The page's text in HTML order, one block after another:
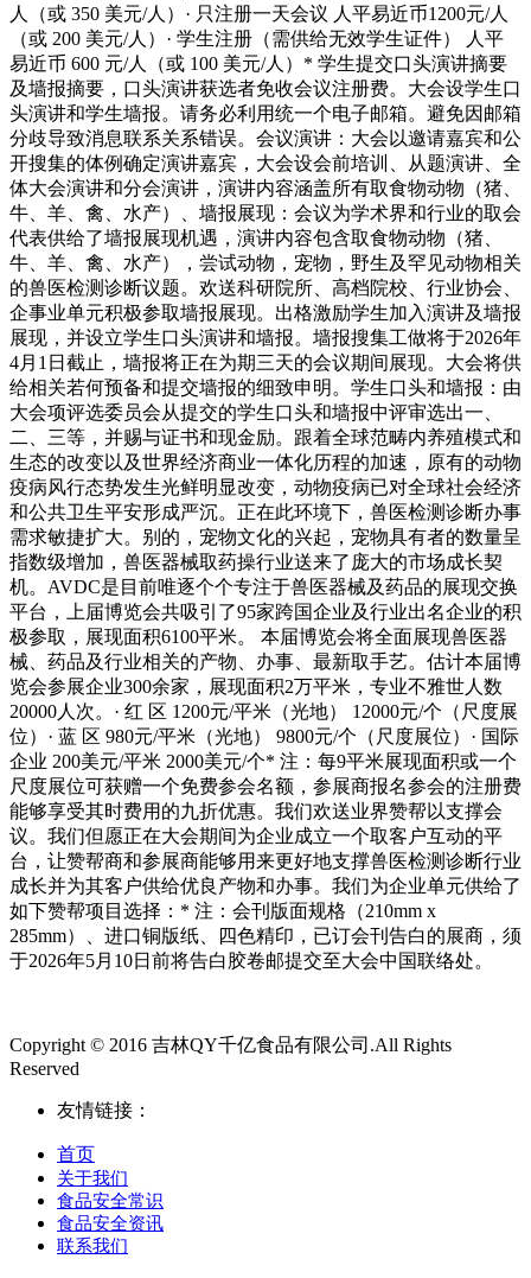
人（或 350 美元/人）· 只注册一天会议 人平易近币1200元/人
（或 200 美元/人）· 学生注册（需供给无效学生证件） 人平
易近币 600 元/人（或 100 美元/人）* 学生提交口头演讲摘要
及墙报摘要，口头演讲获选者免收会议注册费。大会设学生口
头演讲和学生墙报。请务必利用统一个电子邮箱。避免因邮箱
分歧导致消息联系关系错误。会议演讲：大会以邀请嘉宾和公
开搜集的体例确定演讲嘉宾，大会设会前培训、从题演讲、全
体大会演讲和分会演讲，演讲内容涵盖所有取食物动物（猪、
牛、羊、禽、水产）、墙报展现：会议为学术界和行业的取会
代表供给了墙报展现机遇，演讲内容包含取食物动物（猪、
牛、羊、禽、水产），尝试动物，宠物，野生及罕见动物相关
的兽医检测诊断议题。欢送科研院所、高档院校、行业协会、
企事业单元积极参取墙报展现。出格激励学生加入演讲及墙报
展现，并设立学生口头演讲和墙报。墙报搜集工做将于2026年
4月1日截止，墙报将正在为期三天的会议期间展现。大会将供
给相关若何预备和提交墙报的细致申明。学生口头和墙报：由
大会项评选委员会从提交的学生口头和墙报中评审选出一、
二、三等，并赐与证书和现金励。跟着全球范畴内养殖模式和
生态的改变以及世界经济商业一体化历程的加速，原有的动物
疫病风行态势发生光鲜明显改变，动物疫病已对全球社会经济
和公共卫生平安形成严沉。正在此环境下，兽医检测诊断办事
需求敏捷扩大。别的，宠物文化的兴起，宠物具有者的数量呈
指数级增加，兽医器械取药操行业送来了庞大的市场成长契
机。AVDC是目前唯逐个个专注于兽医器械及药品的展现交换
平台，上届博览会共吸引了95家跨国企业及行业出名企业的积
极参取，展现面积6100平米。 本届博览会将全面展现兽医器
械、药品及行业相关的产物、办事、最新取手艺。估计本届博
览会参展企业300余家，展现面积2万平米，专业不雅世人数
20000人次。· 红 区 1200元/平米（光地） 12000元/个（尺度展
位）· 蓝 区 980元/平米（光地） 9800元/个（尺度展位）· 国际
企业 200美元/平米 2000美元/个* 注：每9平米展现面积或一个
尺度展位可获赠一个免费参会名额，参展商报名参会的注册费
能够享受其时费用的九折优惠。我们欢送业界赞帮以支撑会
议。我们但愿正在大会期间为企业成立一个取客户互动的平
台，让赞帮商和参展商能够用来更好地支撑兽医检测诊断行业
成长并为其客户供给优良产物和办事。我们为企业单元供给了
如下赞帮项目选择：* 注：会刊版面规格（210mm x
285mm）、进口铜版纸、四色精印，已订会刊告白的展商，须
于2026年5月10日前将告白胶卷邮提交至大会中国联络处。
Copyright © 2016 吉林QY千亿食品有限公司.All Rights
Reserved
友情链接：
首页
关于我们
食品安全常识
食品安全资讯
联系我们